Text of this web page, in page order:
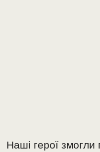
Наші герої